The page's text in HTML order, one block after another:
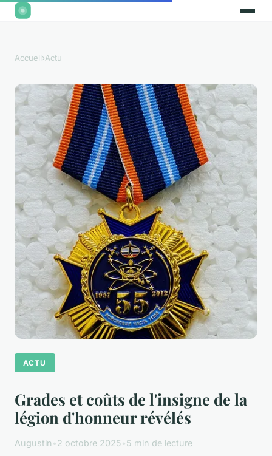
Accueil›Actu
ACTU
Grades et coûts de l'insigne de la
légion d'honneur révélés
Augustin •2 octobre 2025•5 min de lecture